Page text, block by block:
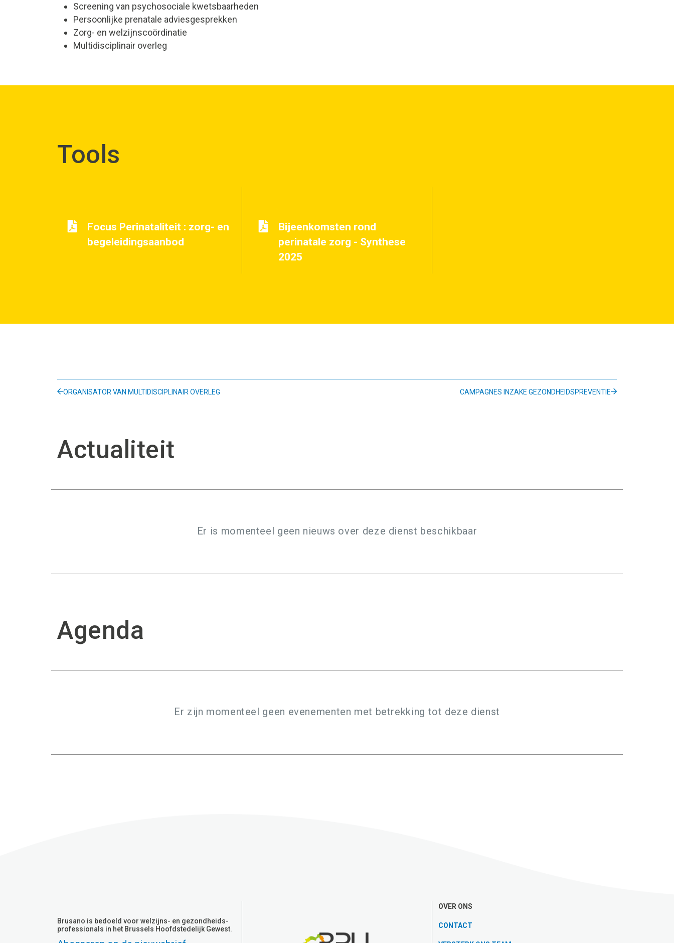
Screening van psychosociale kwetsbaarheden
Persoonlijke prenatale adviesgesprekken
Zorg- en welzijnscoördinatie
Multidisciplinair overleg
Tools
Focus Perinataliteit : zorg- en
begeleidingsaanbod
Bijeenkomsten rond
perinatale zorg - Synthese
2025
ORGANISATOR VAN MULTIDISCIPLINAIR OVERLEG CAMPAGNES INZAKE GEZONDHEIDSPREVENTIE
Actualiteit
Er is momenteel geen nieuws over deze dienst beschikbaar
Agenda
Er zijn momenteel geen evenementen met betrekking tot deze dienst
Brusano is bedoeld voor welzijns- en gezondheids-
professionals in het Brussels Hoofdstedelijk Gewest.
OVER ONS
CONTACT